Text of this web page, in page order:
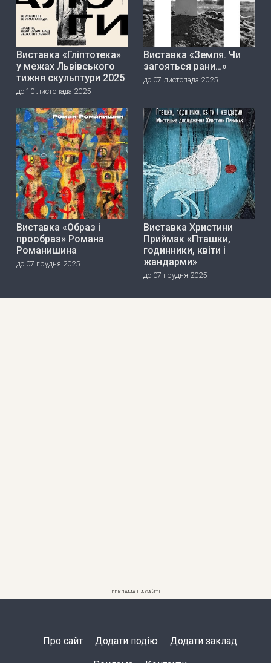
Виставка «Гліптотека»
у межах Львівського
тижня скульптури 2025
до 10 листопада 2025
Виставка «Земля. Чи
загояться рани…»
до 07 листопада 2025
Виставка «Образ і
прообраз» Романа
Романишина
до 07 грудня 2025
Виставка Христини
Приймак «Пташки,
годинники, квіти і
жандарми»
до 07 грудня 2025
РЕКЛАМА НА САЙТІ
Про сайт Додати подію Додати заклад